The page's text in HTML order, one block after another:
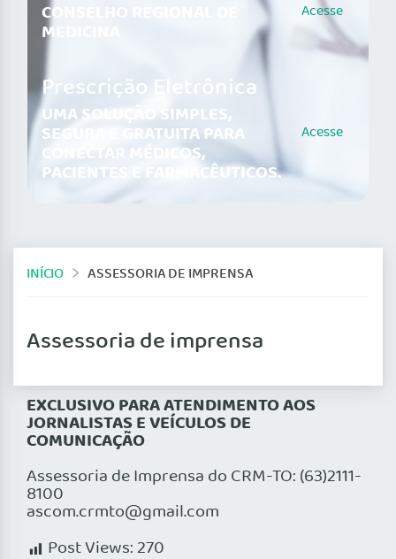
CONSELHO REGIONAL DE
MEDICINA
Acesse
Prescrição Eletrônica
UMA SOLUÇÃO SIMPLES,
SEGURA E GRATUITA PARA
CONECTAR MÉDICOS,
PACIENTES E FARMACÊUTICOS.
Acesse
INÍCIO ASSESSORIA DE IMPRENSA
Assessoria de imprensa
EXCLUSIVO PARA ATENDIMENTO AOS
JORNALISTAS E VEÍCULOS DE
COMUNICAÇÃO
Assessoria de Imprensa do CRM-TO: (63)2111-
8100
ascom.crmto@gmail.com
Post Views:270